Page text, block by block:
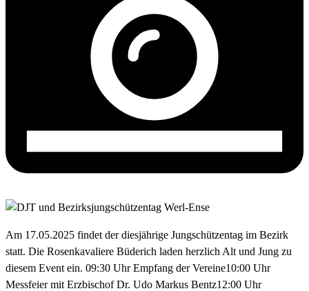
Am 17.05.2025 findet der diesjährige Jungschützentag im Bezirk
statt. Die Rosenkavaliere Büderich laden herzlich Alt und Jung zu
diesem Event ein. 09:30 Uhr Empfang der Vereine10:00 Uhr
Messfeier mit Erzbischof Dr. Udo Markus Bentz12:00 Uhr